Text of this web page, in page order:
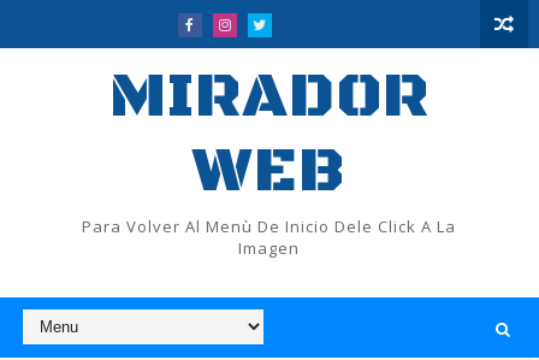
MIRADOR
WEB
Para Volver Al Menù De Inicio Dele Click A La
Imagen